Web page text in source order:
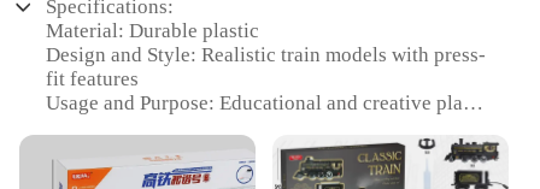
Specifications:
Material: Durable plastic
Design and Style: Realistic train models with press-
fit features
Usage and Purpose: Educational and creative play
Performance and Property: Sturdy construction
ensures longevity